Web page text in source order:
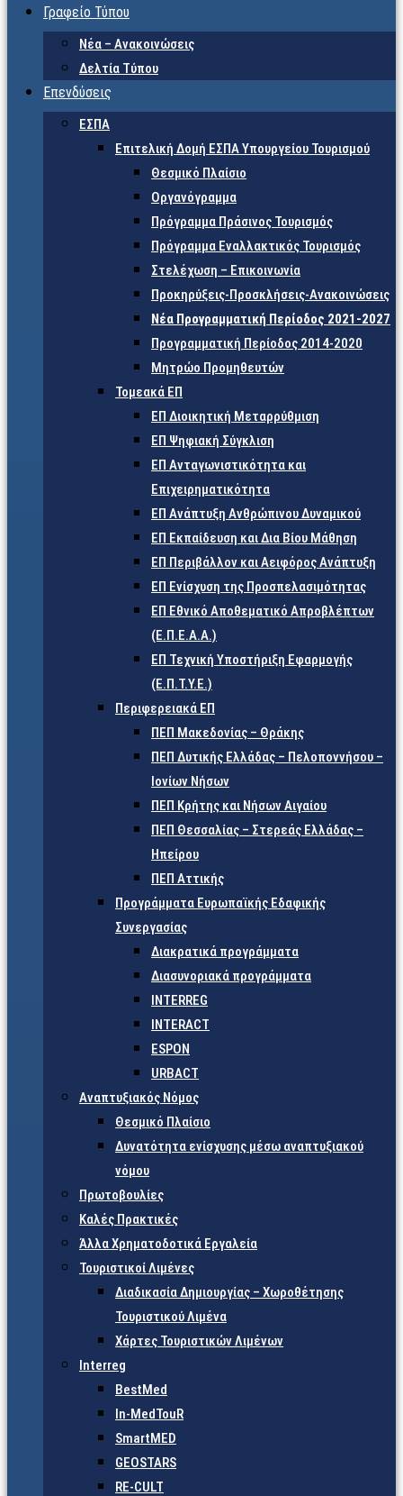
Γραφείο Τύπου
Νέα – Ανακοινώσεις
Δελτία Τύπου
Επενδύσεις
ΕΣΠΑ
Επιτελική Δομή ΕΣΠΑ Υπουργείου Τουρισμού
Θεσμικό Πλαίσιο
Οργανόγραμμα
Πρόγραμμα Πράσινος Τουρισμός
Πρόγραμμα Εναλλακτικός Τουρισμός
Στελέχωση – Επικοινωνία
Προκηρύξεις-Προσκλήσεις-Ανακοινώσεις
Νέα Προγραμματική Περίοδος 2021-2027
Προγραμματική Περίοδος 2014-2020
Μητρώο Προμηθευτών
Τομεακά ΕΠ
ΕΠ Διοικητική Μεταρρύθμιση
ΕΠ Ψηφιακή Σύγκλιση
ΕΠ Ανταγωνιστικότητα και
Επιχειρηματικότητα
ΕΠ Ανάπτυξη Ανθρώπινου Δυναμικού
ΕΠ Εκπαίδευση και Δια Βίου Μάθηση
ΕΠ Περιβάλλον και Αειφόρος Ανάπτυξη
ΕΠ Ενίσχυση της Προσπελασιμότητας
ΕΠ Εθνικό Αποθεματικό Απροβλέπτων
(Ε.Π.Ε.Α.Α.)
ΕΠ Τεχνική Υποστήριξη Εφαρμογής
(Ε.Π.Τ.Υ.Ε.)
Περιφερειακά ΕΠ
ΠΕΠ Μακεδονίας – Θράκης
ΠΕΠ Δυτικής Ελλάδας – Πελοποννήσου –
Ιονίων Νήσων
ΠΕΠ Κρήτης και Νήσων Αιγαίου
ΠΕΠ Θεσσαλίας – Στερεάς Ελλάδας –
Ηπείρου
ΠΕΠ Αττικής
Προγράμματα Ευρωπαϊκής Εδαφικής
Συνεργασίας
Διακρατικά προγράμματα
Διασυνοριακά προγράμματα
INTERREG
INTERACT
ESPON
URBACT
Αναπτυξιακός Νόμος
Θεσμικό Πλαίσιο
Δυνατότητα ενίσχυσης μέσω αναπτυξιακού
νόμου
Πρωτοβουλίες
Καλές Πρακτικές
Άλλα Χρηματοδοτικά Εργαλεία
Τουριστικοί Λιμένες
Διαδικασία Δημιουργίας – Χωροθέτησης
Τουριστικού Λιμένα
Χάρτες Τουριστικών Λιμένων
Interreg
BestMed
In-MedTouR
SmartMED
GEOSTARS
RE-CULT